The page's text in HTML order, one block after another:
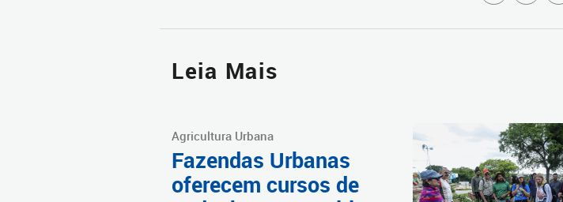
Leia Mais
Agricultura Urbana
Fazendas Urbanas
oferecem cursos de